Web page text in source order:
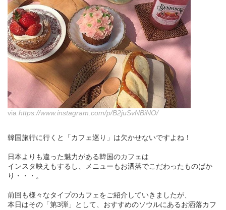
via https://www.instagram.com/p/B2juSvNBiNO/
韓国旅行に行くと「カフェ巡り」は欠かせないですよね！
日本よりも違った魅力がある韓国のカフェは
インスタ映えもするし、メニューもお洒落でこだわったものばか
り・・・。
前回も様々なタイプのカフェをご紹介していきましたが、
本日はその「第3弾」として、おすすめのソウルにあるお洒落カフ